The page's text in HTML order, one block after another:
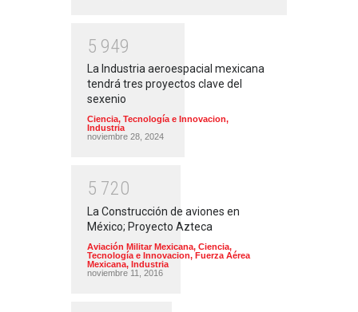
5 949
La Industria aeroespacial mexicana
tendrá tres proyectos clave del
sexenio
Ciencia, Tecnología e Innovacion,
Industria
noviembre 28, 2024
5 720
La Construcción de aviones en
México; Proyecto Azteca
Aviación Militar Mexicana, Ciencia,
Tecnología e Innovacion, Fuerza Aérea
Mexicana, Industria
noviembre 11, 2016